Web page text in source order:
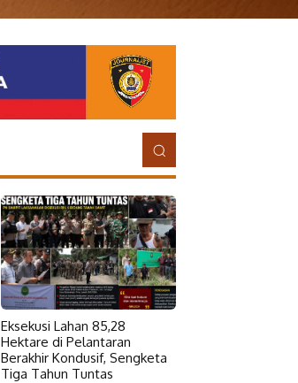
Eksekusi Lahan 85,28
Hektare di Pelantaran
Berakhir Kondusif, Sengketa
Tiga Tahun Tuntas